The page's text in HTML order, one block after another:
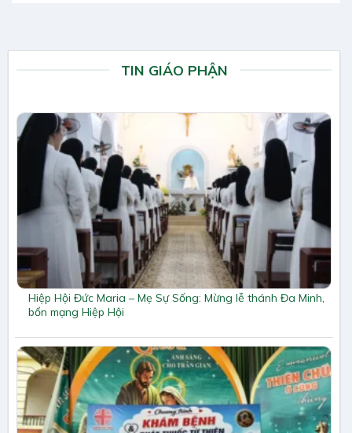
TIN GIÁO PHẬN
Hiệp Hội Đức Maria – Mẹ Sự Sống: Mừng lễ thánh Đa Minh,
bổn mạng Hiệp Hội